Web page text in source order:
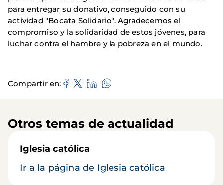
para entregar su donativo, conseguido con su
actividad "Bocata Solidario". Agradecemos el
compromiso y la solidaridad de estos jóvenes, para
luchar contra el hambre y la pobreza en el mundo.
Compartir en
Otros temas de actualidad
Iglesia católica
Ir a la página de Iglesia católica